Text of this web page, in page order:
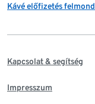
Kávé előfizetés
Kapcsolat & segítség
Impresszum